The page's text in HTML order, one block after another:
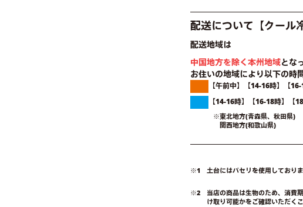
配送について【クール
配送地域は
中国地方を除く本州地域とな
お住いの地域により以下の時
【午前中】【14-16時】【
【14-16時】【16-18時】【
※東北地方(青森県、秋田県)
関西地方(和歌山県)
※1 土台にはパセリを使用しておりま
※2 当店の商品は生物のため、消費期
け取り可能かをご確認いただく